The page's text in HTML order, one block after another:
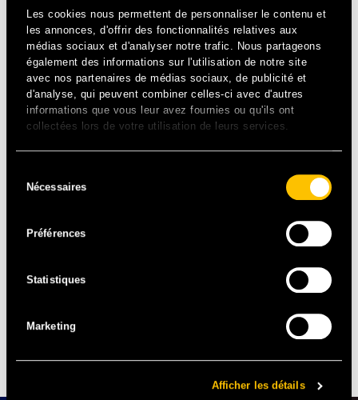
Les cookies nous permettent de personnaliser le contenu et
les annonces, d'offrir des fonctionnalités relatives aux
médias sociaux et d'analyser notre trafic. Nous partageons
également des informations sur l'utilisation de notre site
avec nos partenaires de médias sociaux, de publicité et
d'analyse, qui peuvent combiner celles-ci avec d'autres
informations que vous leur avez fournies ou qu'ils ont
collectées lors de votre utilisation de leurs services.
duNécessaires
Préférences
Statistiques
Marketing
Afficher les détails
référence dans le domaine de la musique électronique,
allant jusqu’à éclater les frontières du genre et devenir
faire puissamment vibrer l’hippodrome de Longchamp !
À DÉCOUVRIR